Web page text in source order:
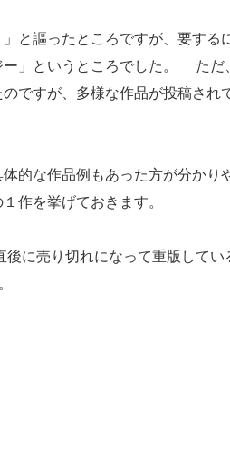
と謳ったところですが、要する
」というところでした。 ただ
ですが、多様な作品が投稿され
的な作品例もあった方が分かり
作を挙げておきます。
後に売り切れになって重版して